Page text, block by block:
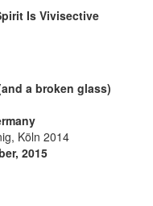
Is Vivisective
a broken glass)
Köln 2014
2015